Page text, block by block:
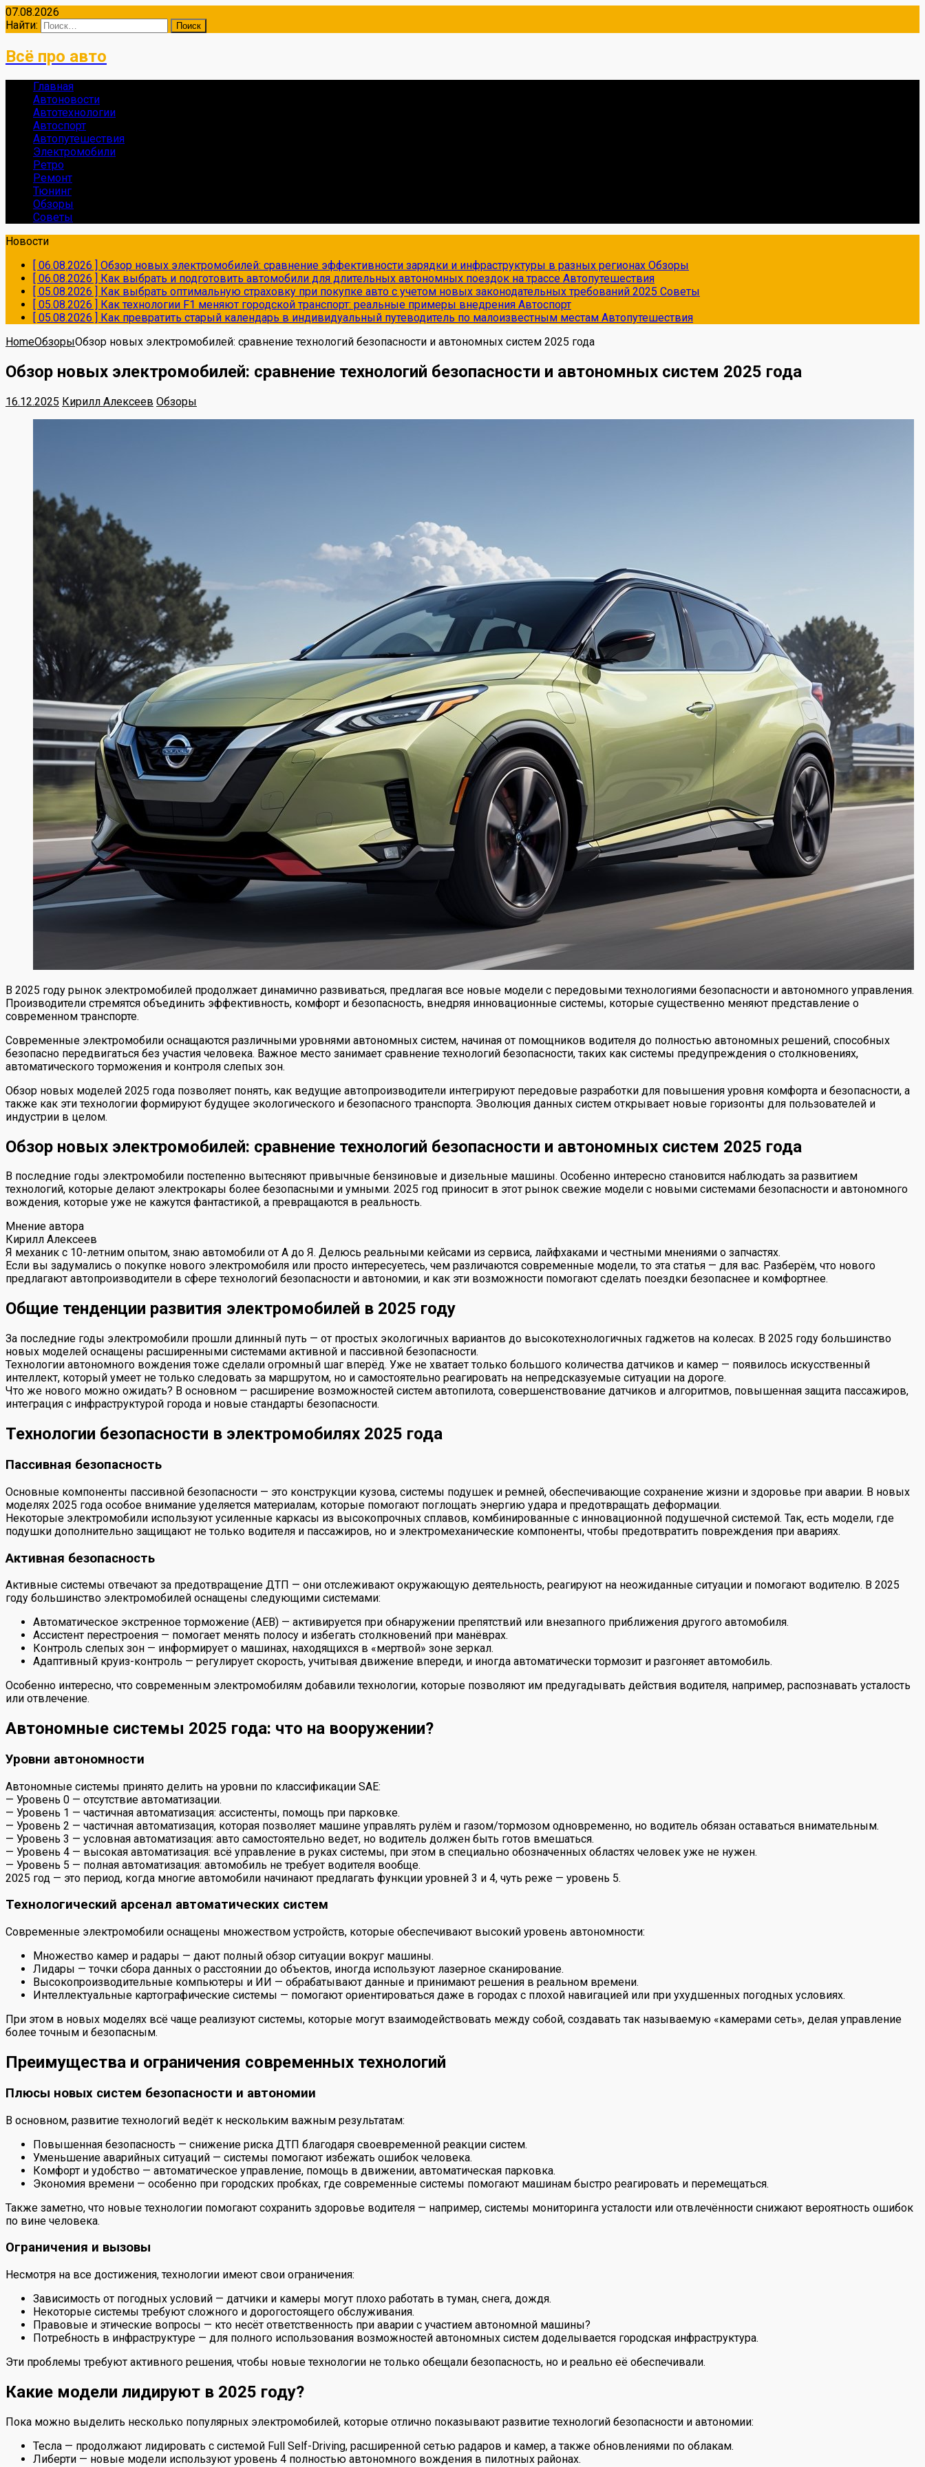
07.08.2026
Найти:
Всё про авто
Главная
Автоновости
Автотехнологии
Автоспорт
Автопутешествия
Электромобили
Ретро
Ремонт
Тюнинг
Обзоры
Советы
Новости
[ 06.08.2026 ] Обзор новых электромобилей: сравнение эффективности зарядки и инфраструктуры в разных регионах Обзоры
[ 06.08.2026 ] Как выбрать и подготовить автомобили для длительных автономных поездок на трассе Автопутешествия
[ 05.08.2026 ] Как выбрать оптимальную страховку при покупке авто с учетом новых законодательных требований 2025 Советы
[ 05.08.2026 ] Как технологии F1 меняют городской транспорт: реальные примеры внедрения Автоспорт
[ 05.08.2026 ] Как превратить старый календарь в индивидуальный путеводитель по малоизвестным местам Автопутешествия
HomeОбзорыОбзор новых электромобилей: сравнение технологий безопасности и автономных систем 2025 года
Обзор новых электромобилей: сравнение технологий безопасности и автономных систем 2025 года
16.12.2025 Кирилл Алексеев Обзоры
В 2025 году рынок электромобилей продолжает динамично развиваться, предлагая все новые модели с передовыми технологиями безопасности и автономного управления.
Производители стремятся объединить эффективность, комфорт и безопасность, внедряя инновационные системы, которые существенно меняют представление о
современном транспорте.
Современные электромобили оснащаются различными уровнями автономных систем, начиная от помощников водителя до полностью автономных решений, способных
безопасно передвигаться без участия человека. Важное место занимает сравнение технологий безопасности, таких как системы предупреждения о столкновениях,
автоматического торможения и контроля слепых зон.
Обзор новых моделей 2025 года позволяет понять, как ведущие автопроизводители интегрируют передовые разработки для повышения уровня комфорта и безопасности, а
также как эти технологии формируют будущее экологического и безопасного транспорта. Эволюция данных систем открывает новые горизонты для пользователей и
индустрии в целом.
Обзор новых электромобилей: сравнение технологий безопасности и автономных систем 2025 года
В последние годы электромобили постепенно вытесняют привычные бензиновые и дизельные машины. Особенно интересно становится наблюдать за развитием
технологий, которые делают электрокары более безопасными и умными. 2025 год приносит в этот рынок свежие модели с новыми системами безопасности и автономного
вождения, которые уже не кажутся фантастикой, а превращаются в реальность.
Мнение автора
Кирилл Алексеев
Я механик с 10-летним опытом, знаю автомобили от А до Я. Делюсь реальными кейсами из сервиса, лайфхаками и честными мнениями о запчастях.
Если вы задумались о покупке нового электромобиля или просто интересуетесь, чем различаются современные модели, то эта статья — для вас. Разберём, что нового
предлагают автопроизводители в сфере технологий безопасности и автономии, и как эти возможности помогают сделать поездки безопаснее и комфортнее.
Общие тенденции развития электромобилей в 2025 году
За последние годы электромобили прошли длинный путь — от простых экологичных вариантов до высокотехнологичных гаджетов на колесах. В 2025 году большинство
новых моделей оснащены расширенными системами активной и пассивной безопасности.
Технологии автономного вождения тоже сделали огромный шаг вперёд. Уже не хватает только большого количества датчиков и камер — появилось искусственный
интеллект, который умеет не только следовать за маршрутом, но и самостоятельно реагировать на непредсказуемые ситуации на дороге.
Что же нового можно ожидать? В основном — расширение возможностей систем автопилота, совершенствование датчиков и алгоритмов, повышенная защита пассажиров,
интеграция с инфраструктурой города и новые стандарты безопасности.
Технологии безопасности в электромобилях 2025 года
Пассивная безопасность
Основные компоненты пассивной безопасности — это конструкции кузова, системы подушек и ремней, обеспечивающие сохранение жизни и здоровье при аварии. В новых
моделях 2025 года особое внимание уделяется материалам, которые помогают поглощать энергию удара и предотвращать деформации.
Некоторые электромобили используют усиленные каркасы из высокопрочных сплавов, комбинированные с инновационной подушечной системой. Так, есть модели, где
подушки дополнительно защищают не только водителя и пассажиров, но и электромеханические компоненты, чтобы предотвратить повреждения при авариях.
Активная безопасность
Активные системы отвечают за предотвращение ДТП — они отслеживают окружающую деятельность, реагируют на неожиданные ситуации и помогают водителю. В 2025
году большинство электромобилей оснащены следующими системами:
Автоматическое экстренное торможение (AEB) — активируется при обнаружении препятствий или внезапного приближения другого автомобиля.
Ассистент перестроения — помогает менять полосу и избегать столкновений при манёврах.
Контроль слепых зон — информирует о машинах, находящихся в «мертвой» зоне зеркал.
Адаптивный круиз-контроль — регулирует скорость, учитывая движение впереди, и иногда автоматически тормозит и разгоняет автомобиль.
Особенно интересно, что современным электромобилям добавили технологии, которые позволяют им предугадывать действия водителя, например, распознавать усталость
или отвлечение.
Автономные системы 2025 года: что на вооружении?
Уровни автономности
Автономные системы принято делить на уровни по классификации SAE:
— Уровень 0 — отсутствие автоматизации.
— Уровень 1 — частичная автоматизация: ассистенты, помощь при парковке.
— Уровень 2 — частичная автоматизация, которая позволяет машине управлять рулём и газом/тормозом одновременно, но водитель обязан оставаться внимательным.
— Уровень 3 — условная автоматизация: авто самостоятельно ведет, но водитель должен быть готов вмешаться.
— Уровень 4 — высокая автоматизация: всё управление в руках системы, при этом в специально обозначенных областях человек уже не нужен.
— Уровень 5 — полная автоматизация: автомобиль не требует водителя вообще.
2025 год — это период, когда многие автомобили начинают предлагать функции уровней 3 и 4, чуть реже — уровень 5.
Технологический арсенал автоматических систем
Современные электромобили оснащены множеством устройств, которые обеспечивают высокий уровень автономности:
Множество камер и радары — дают полный обзор ситуации вокруг машины.
Лидары — точки сбора данных о расстоянии до объектов, иногда используют лазерное сканирование.
Высокопроизводительные компьютеры и ИИ — обрабатывают данные и принимают решения в реальном времени.
Интеллектуальные картографические системы — помогают ориентироваться даже в городах с плохой навигацией или при ухудшенных погодных условиях.
При этом в новых моделях всё чаще реализуют системы, которые могут взаимодействовать между собой, создавать так называемую «камерами сеть», делая управление
более точным и безопасным.
Преимущества и ограничения современных технологий
Плюсы новых систем безопасности и автономии
В основном, развитие технологий ведёт к нескольким важным результатам:
Повышенная безопасность — снижение риска ДТП благодаря своевременной реакции систем.
Уменьшение аварийных ситуаций — системы помогают избежать ошибок человека.
Комфорт и удобство — автоматическое управление, помощь в движении, автоматическая парковка.
Экономия времени — особенно при городских пробках, где современные системы помогают машинам быстро реагировать и перемещаться.
Также заметно, что новые технологии помогают сохранить здоровье водителя — например, системы мониторинга усталости или отвлечённости снижают вероятность ошибок
по вине человека.
Ограничения и вызовы
Несмотря на все достижения, технологии имеют свои ограничения:
Зависимость от погодных условий — датчики и камеры могут плохо работать в туман, снега, дождя.
Некоторые системы требуют сложного и дорогостоящего обслуживания.
Правовые и этические вопросы — кто несёт ответственность при аварии с участием автономной машины?
Потребность в инфраструктуре — для полного использования возможностей автономных систем доделывается городская инфраструктура.
Эти проблемы требуют активного решения, чтобы новые технологии не только обещали безопасность, но и реально её обеспечивали.
Какие модели лидируют в 2025 году?
Пока можно выделить несколько популярных электромобилей, которые отлично показывают развитие технологий безопасности и автономии:
Тесла — продолжают лидировать с системой Full Self-Driving, расширенной сетью радаров и камер, а также обновлениями по облакам.
Либерти — новые модели используют уровень 4 полностью автономного вождения в пилотных районах.